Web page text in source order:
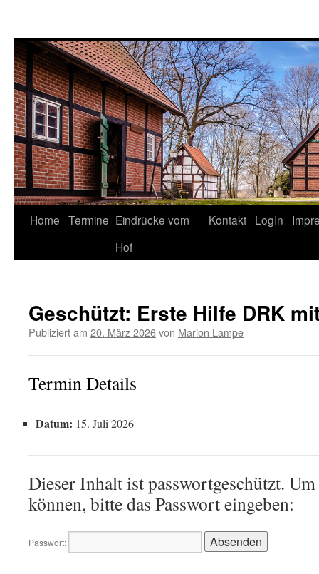
Springe
Home Termine Eindrücke vom
Hof
Kontakt LogIn
Geschützt: Erste Hilfe DRK
Publiziert am 20. März 2026von Marion Lampe
Termin Details
Datum: 15. Juli 2026
Dieser Inhalt ist passwortgeschützt.
können, bitte das Passwort eingeben:
Passwort: